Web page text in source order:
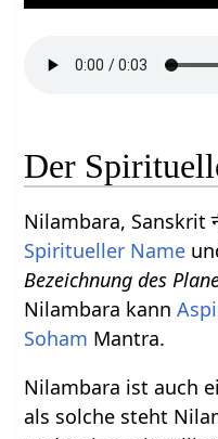
Der
Nilambara, Sanskrit
Spiritueller Name
Bezeichnung des
Nilambara kann
Soham Mantra.
Nilambara ist auch
als solche steht